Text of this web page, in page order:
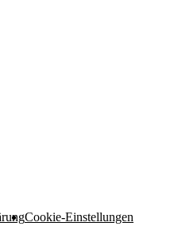
Cookie-Einstellungen